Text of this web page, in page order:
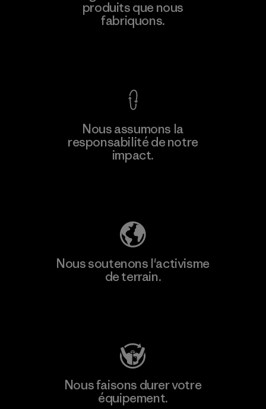
produits que nous
fabriquons.
Nous assumons la
responsabilité de notre
impact.
Nous soutenons l'activisme
de terrain.
Nous faisons durer votre
équipement.